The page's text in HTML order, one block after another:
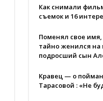
Как снимали
съемок и 16
Поменял свое имя,
тайно женился на
подросший сын
Кравец — о
Тарасовой : «Не